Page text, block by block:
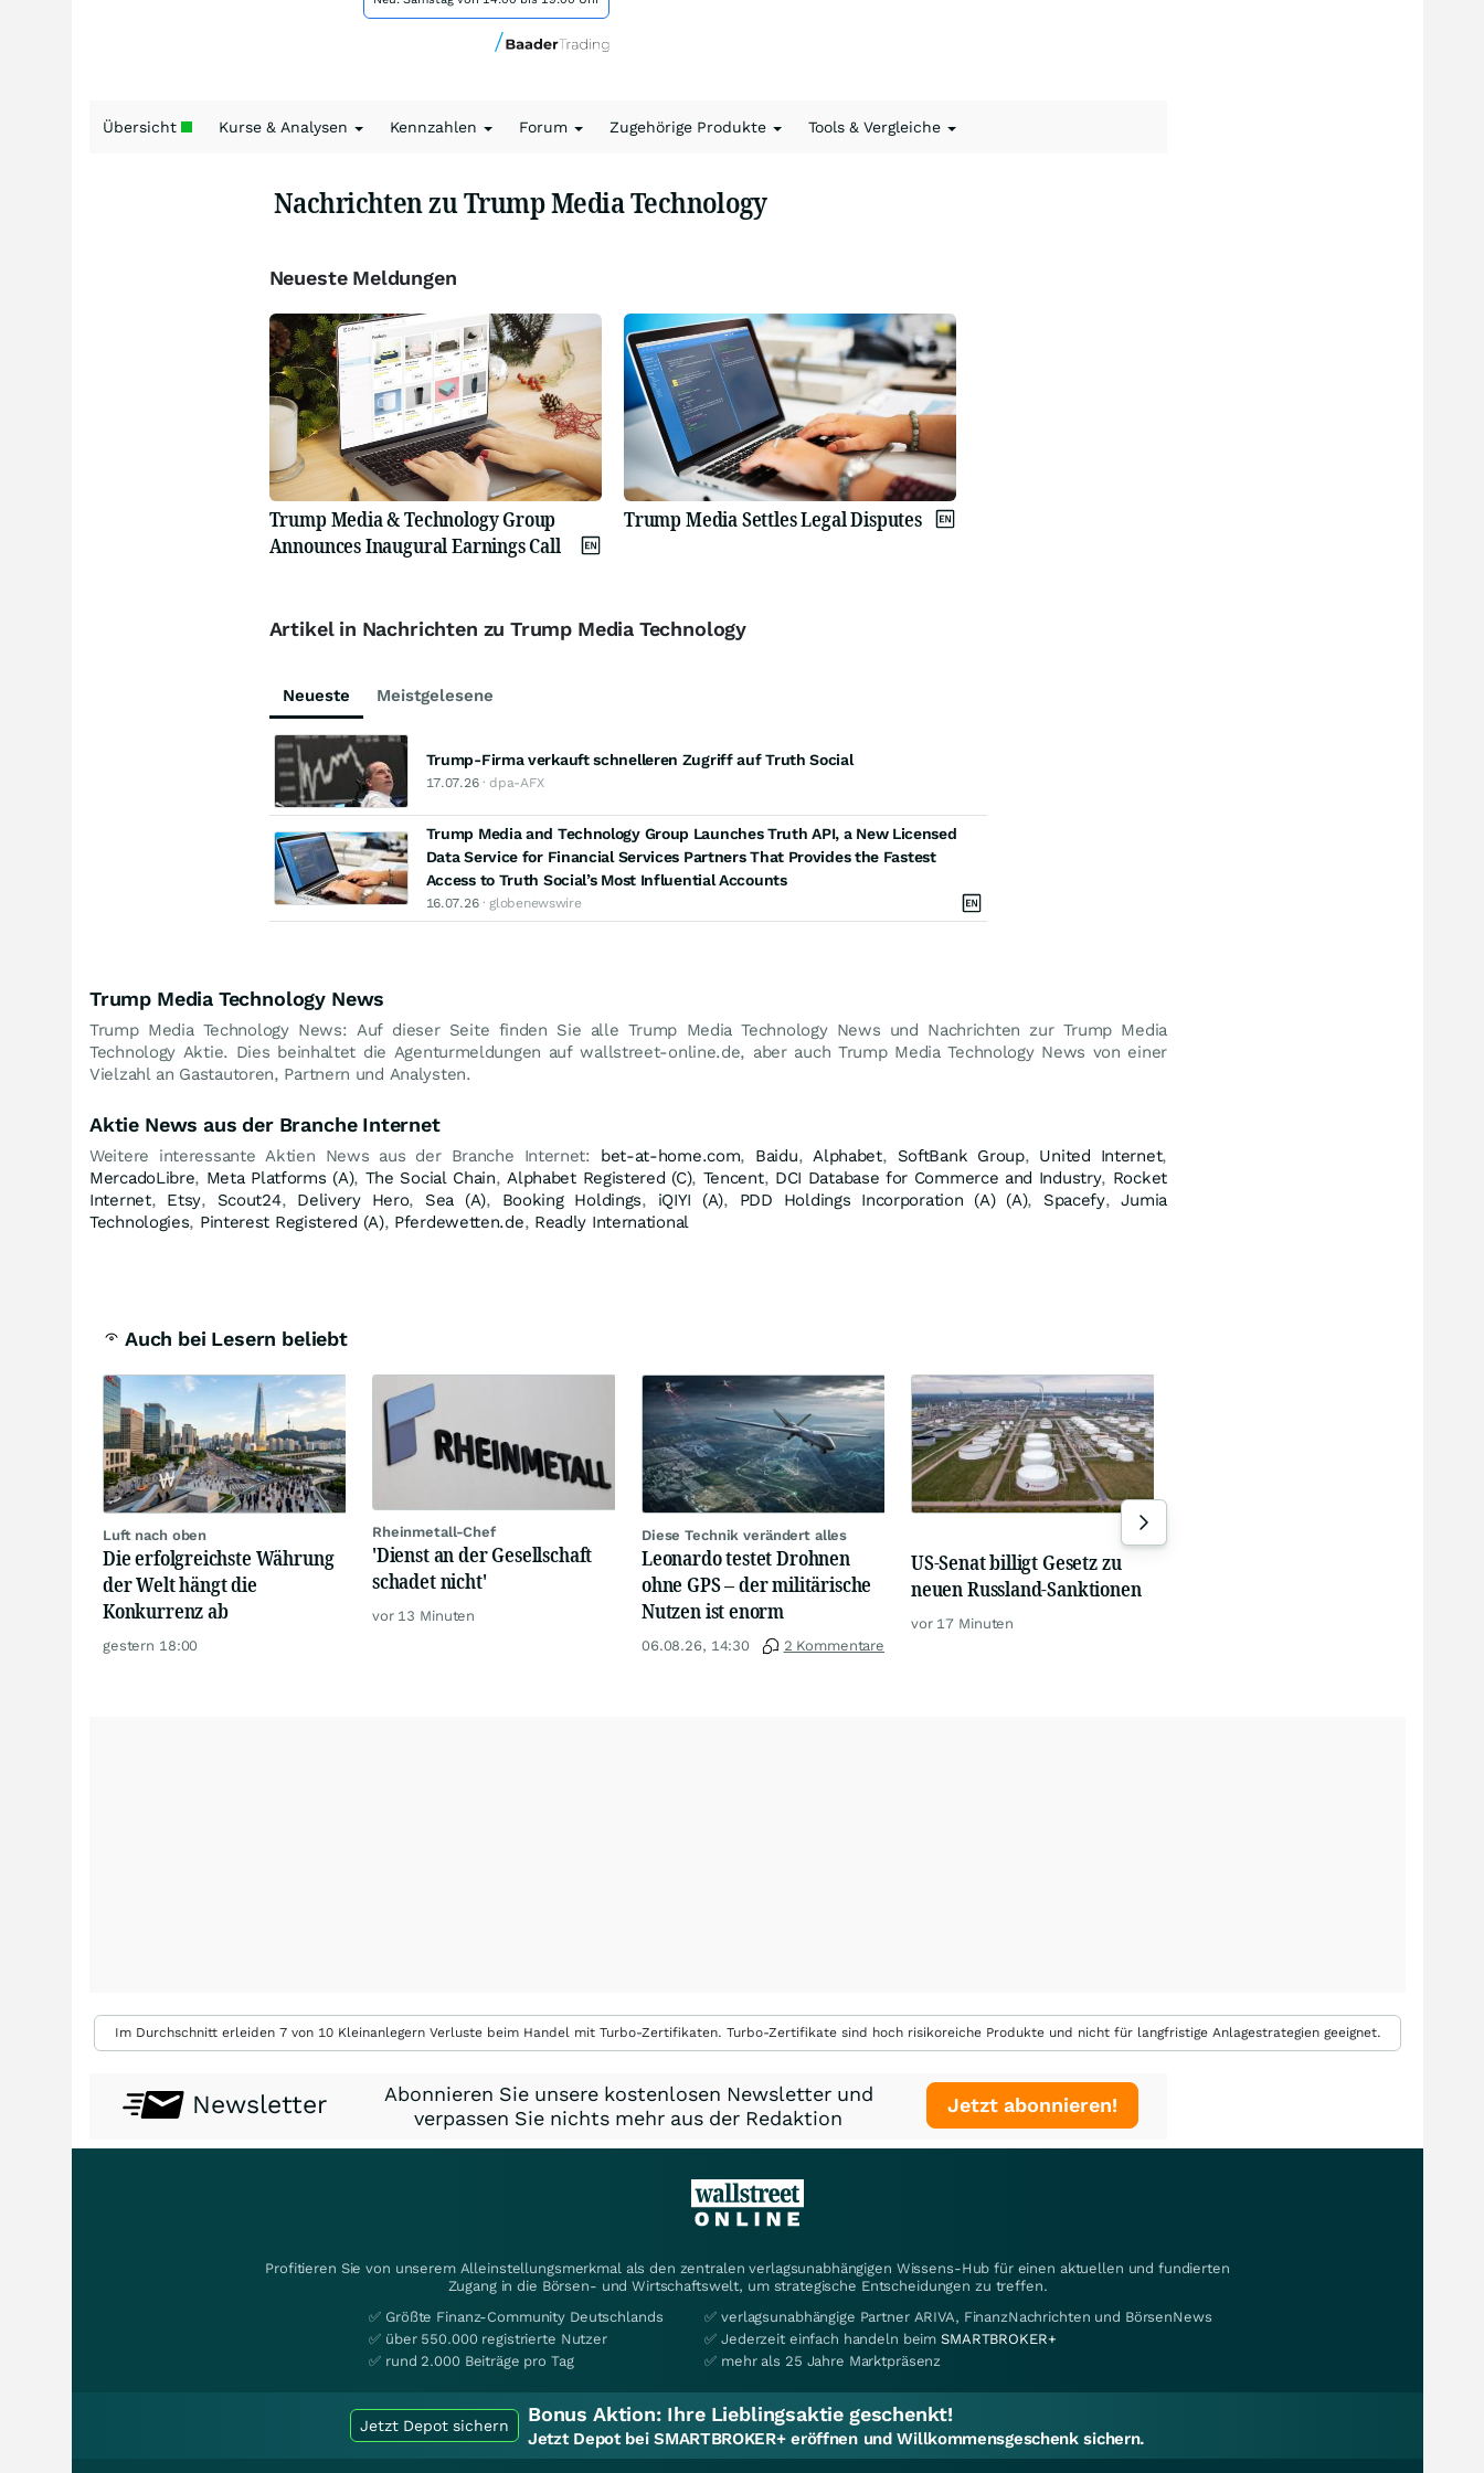
Übersicht Kurse & Analysen Kennzahlen Forum Zugehörige Produkte Tools & Vergleiche
Nachrichten zu Trump Media Technology
Neueste Meldungen
Trump Media & Technology Group
Announces Inaugural Earnings Call
Trump Media Settles Legal Disputes
Artikel in Nachrichten zu Trump Media Technology
Neueste Meistgelesene
Trump-Firma verkauft schnelleren Zugriff auf Truth Social
17.07.26· dpa-AFX
Trump Media and Technology Group Launches Truth API, a New Licensed
Data Service for Financial Services Partners That Provides the Fastest
Access to Truth Social’s Most Influential Accounts
16.07.26· globenewswire
Trump Media Technology News
Trump Media Technology News: Auf dieser Seite finden Sie alle Trump Media Technology News und Nachrichten zur Trump Media
Technology Aktie. Dies beinhaltet die Agenturmeldungen auf wallstreet-online.de, aber auch Trump Media Technology News von einer
Vielzahl an Gastautoren, Partnern und Analysten.
Aktie News aus der Branche Internet
Weitere interessante Aktien News aus der Branche Internet: bet-at-home.com, Baidu,Alphabet, SoftBank Group, United Internet,
MercadoLibre, Meta Platforms (A), The Social Chain,Alphabet Registered (C), Tencent, DCI Database for Commerce and Industry, Rocket
Internet, Etsy, Scout24, Delivery Hero, Sea (A), Booking Holdings, iQIYI (A), PDD Holdings Incorporation (A) (A), Spacefy,Jumia
Technologies, Pinterest Registered (A), Pferdewetten.de, Readly International
Auch bei Lesern beliebt
Luft nach oben
Die erfolgreichste Währung
der Welt hängt die
Konkurrenz ab
gestern 18:00
Rheinmetall-Chef
'Dienst an der Gesellschaft
schadet nicht'
vor 13 Minuten
Diese Technik verändert alles
Leonardo testet Drohnen
ohne GPS – der militärische
Nutzen ist enorm
06.08.26, 14:30 2 Kommentare
US-Senat billigt Gesetz zu
neuen Russland-Sanktionen
vor 17 Minuten
Im Durchschnitt erleiden 7 von 10 Kleinanlegern Verluste beim Handel mit Turbo-Zertifikaten. Turbo-Zertifikate sind hoch risikoreiche Produkte und nicht für langfristige Anlagestrategien geeignet.
Newsletter
Abonnieren Sie unsere kostenlosen Newsletter und
verpassen Sie nichts mehr aus der Redaktion
Jetzt abonnieren!
Profitieren Sie von unserem Alleinstellungsmerkmal als den zentralen verlagsunabhängigen Wissens-Hub für einen aktuellen und fundierten
Zugang in die Börsen- und Wirtschaftswelt, um strategische Entscheidungen zu treffen.
✅ Größte Finanz-Community Deutschlands
✅ über 550.000 registrierte Nutzer
✅ rund 2.000 Beiträge pro Tag
✅ verlagsunabhängige Partner ARIVA, FinanzNachrichten und BörsenNews
✅ Jederzeit einfach handeln beimSMARTBROKER+
✅ mehr als 25 Jahre Marktpräsenz
Jetzt Depot sichern Bonus Aktion: Ihre Lieblingsaktie geschenkt!
Jetzt Depot bei SMARTBROKER+ eröffnen und Willkommensgeschenk sichern.